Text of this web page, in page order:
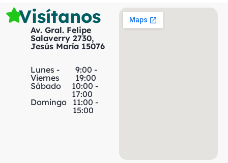
Visítanos
Av. Gral. Felipe
Salaverry 2730,
Jesús María 15076
Lunes -
Viernes
9:00 -
19:00
Sábado
10:00 -
17:00
Domingo
11:00 -
15:00